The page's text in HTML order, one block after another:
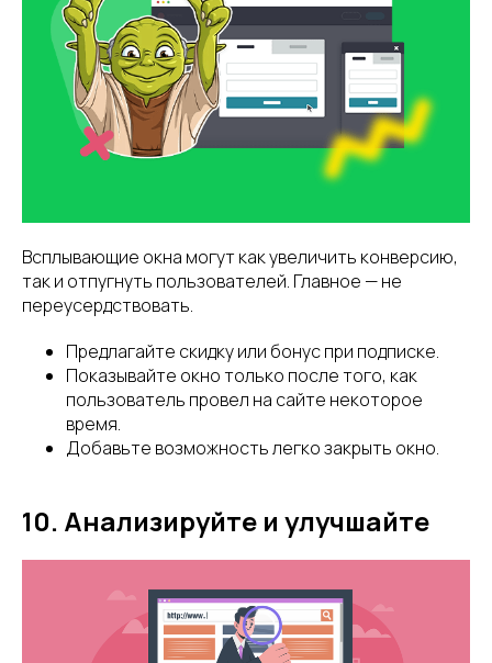
Всплывающие окна могут как увеличить конверсию,
так и отпугнуть пользователей. Главное — не
переусердствовать.
Предлагайте скидку или бонус при подписке.
Показывайте окно только после того, как
пользователь провел на сайте некоторое
время.
Добавьте возможность легко закрыть окно.
10. Анализируйте и улучшайте